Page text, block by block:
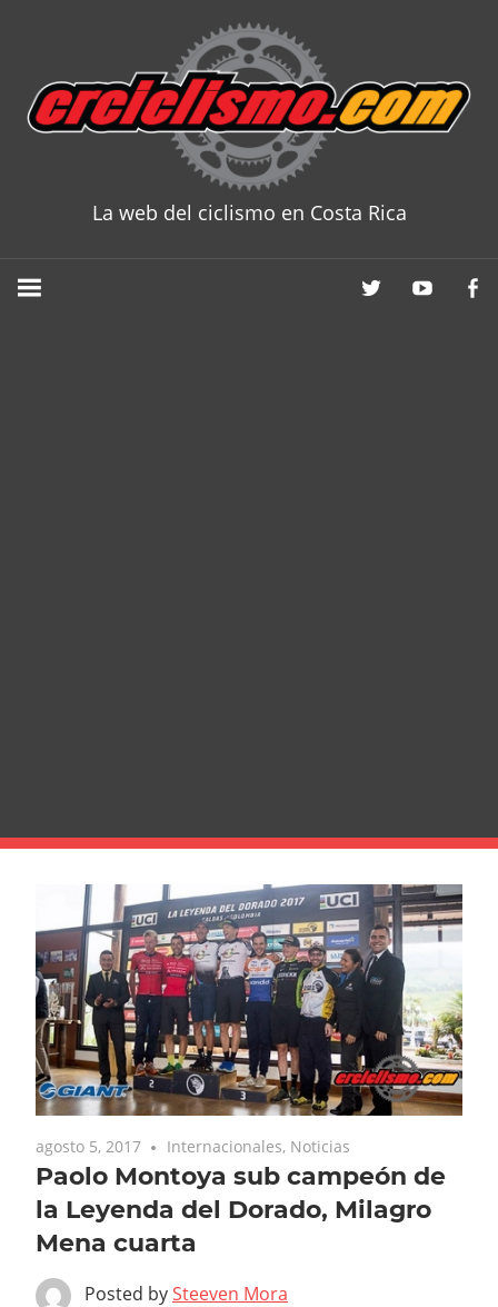
content
La web del ciclismo en Costa Rica
agosto 5, 2017 Internacionales, Noticias
Paolo Montoya sub campeón de
la Leyenda del Dorado, Milagro
Mena cuarta
Posted bySteeven Mora